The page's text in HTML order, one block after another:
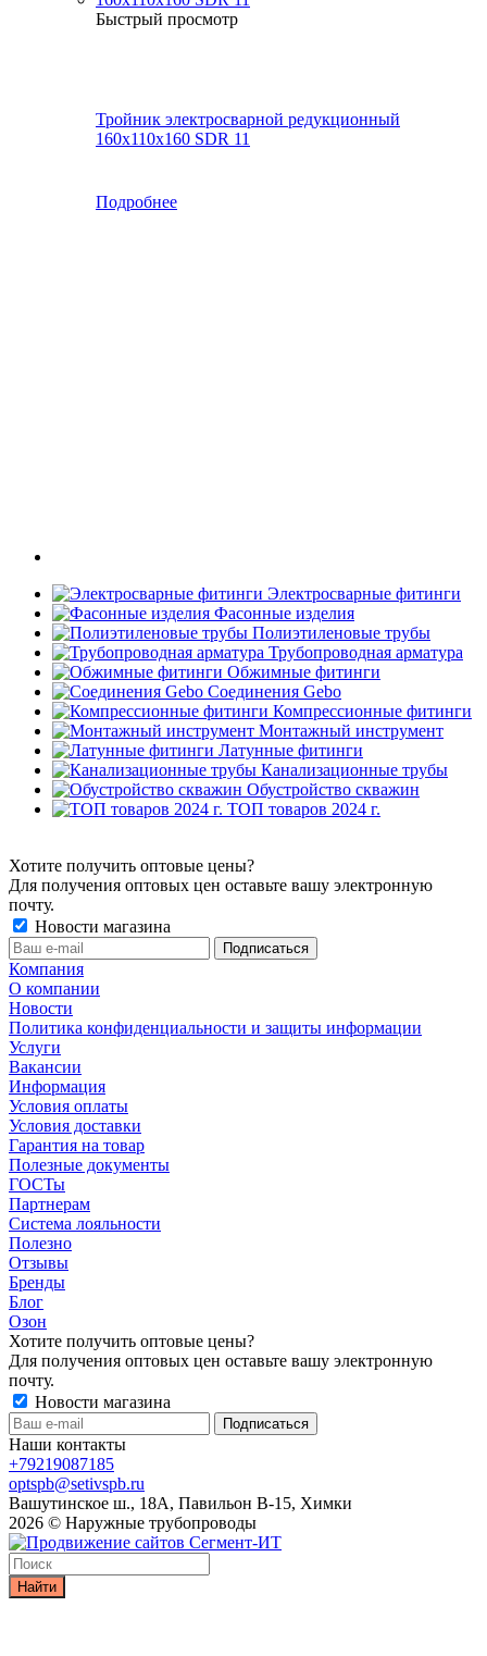
Быстрый просмотр
Тройник электросварной редукционный
160х110х160 SDR 11
Подробнее
Электросварные фитинги
Фасонные изделия
Полиэтиленовые трубы
Трубопроводная арматура
Обжимные фитинги
Соединения Gebo
Компрессионные фитинги
Монтажный инструмент
Латунные фитинги
Канализационные трубы
Обустройство скважин
ТОП товаров 2024 г.
Хотите получить оптовые цены?
Для получения оптовых цен оставьте вашу электронную
почту.
Новости магазина
Компания
О компании
Новости
Политика конфиденциальности и защиты информации
Услуги
Вакансии
Информация
Условия оплаты
Условия доставки
Гарантия на товар
Полезные документы
ГОСТы
Партнерам
Система лояльности
Полезно
Отзывы
Бренды
Блог
Озон
Хотите получить оптовые цены?
Для получения оптовых цен оставьте вашу электронную
почту.
Новости магазина
Наши контакты
+79219087185
optspb@setivspb.ru
Вашутинское ш., 18А, Павильон В-15, Химки
2026 © Наружные трубопроводы
Найти